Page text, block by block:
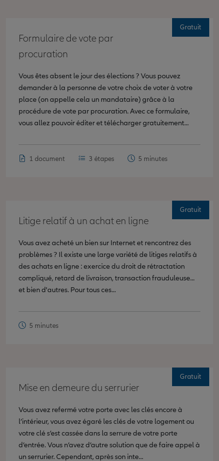
Formulaire de vote par
procuration
Vous êtes absent le jour des élections ? Vous pouvez
demander à la personne de votre choix de voter à votre
place (on appelle cela un mandataire) grâce à la
procédure de vote par procuration. Avec ce formulaire,
vous allez pouvoir éditer et télécharger gratuitement...
1 document 3 étapes 5 minutes
Gratuit
Litige relatif à un achat en ligne
Vous avez acheté un bien sur Internet et rencontrez des
problèmes ? Il existe une large variété de litiges relatifs à
des achats en ligne : exercice du droit de rétractation
compliqué, retard de livraison, transaction frauduleuse...
et bien d'autres. Pour tous ces...
5 minutes
Gratuit
Mise en demeure du serrurier
Vous avez refermé votre porte avec les clés encore à
l’intérieur, vous avez égaré les clés de votre logement ou
votre clé s’est cassée dans la serrure de votre porte
d’entrée. Vous n’avez d’autre solution que de faire appel à
un serrurier. Cependant, après son inte...
Gratuit